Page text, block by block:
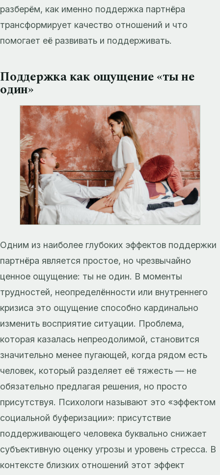
разберём, как именно поддержка партнёра
трансформирует качество отношений и что
помогает её развивать и поддерживать.
Поддержка как ощущение «ты не
один»
Одним из наиболее глубоких эффектов поддержки
партнёра является простое, но чрезвычайно
ценное ощущение: ты не один. В моменты
трудностей, неопределённости или внутреннего
кризиса это ощущение способно кардинально
изменить восприятие ситуации. Проблема,
которая казалась непреодолимой, становится
значительно менее пугающей, когда рядом есть
человек, который разделяет её тяжесть — не
обязательно предлагая решения, но просто
присутствуя. Психологи называют это «эффектом
социальной буферизации»: присутствие
поддерживающего человека буквально снижает
субъективную оценку угрозы и уровень стресса. В
контексте близких отношений этот эффект